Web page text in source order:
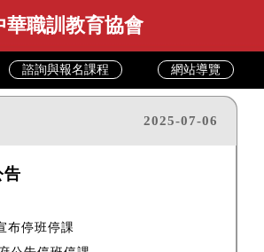
華職訓教育協會
諮詢與報名課程 網站導覽
2025-07-06
告
布停班停課